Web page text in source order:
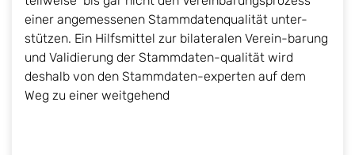
einer angemessenen Stammdatenqualität unter-
stützen. Ein Hilfsmittel zur bilateralen Verein-barung
und Validierung der Stammdaten-qualität wird
deshalb von den Stammdaten-experten auf dem
Weg zu einer weitgehend